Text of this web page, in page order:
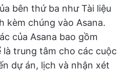
bên thứ ba như Tài liệu
kèm chúng vào Asana.
của Asana bao gồm
trung tâm cho các cuộc
dự án, lịch và nhận xét